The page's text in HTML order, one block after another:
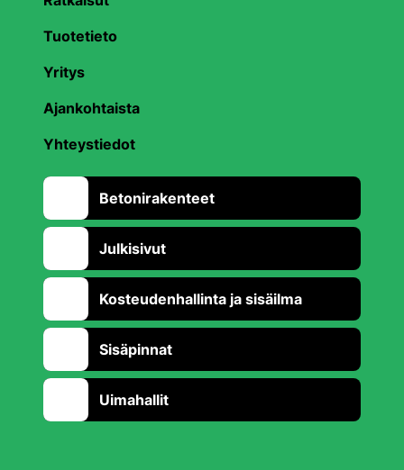
Tuotetieto
Yritys
Ajankohtaista
Yhteystiedot
Betonirakenteet
Julkisivut
Kosteudenhallinta ja sisäilma
Sisäpinnat
Uimahallit